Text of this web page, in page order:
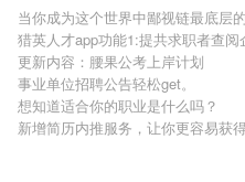
当你成为这个世界中鄙视链最底层
猎英人才app功能1:提共求职者查
更新内容：腰果公考上岸计划
事业单位招聘公告轻松get。
想知道适合你的职业是什么吗？
新增简历内推服务，让你更容易获